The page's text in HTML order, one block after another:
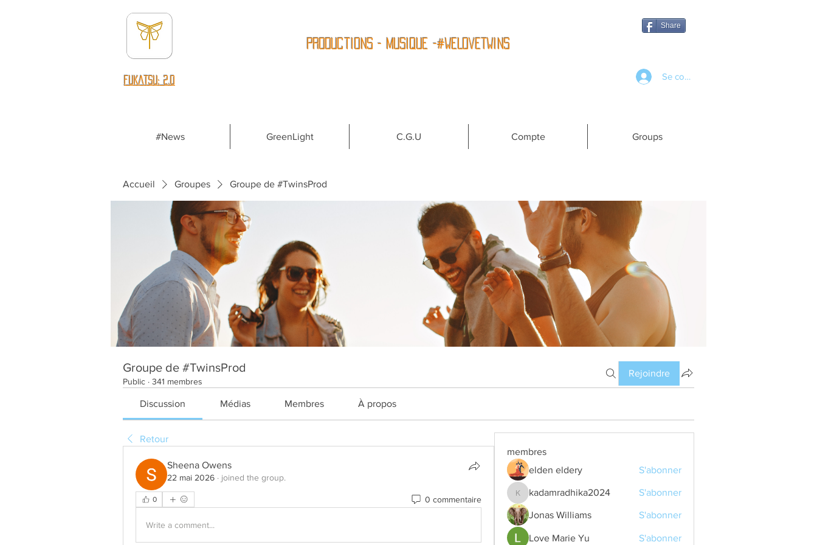
fUKATSU: 2.0
Share
Productions - Musique -#WeLoveTwins
Se connecter
#News GreenLight C.G.U Compte Groups
Accueil Groupes Groupe de #TwinsProd
Groupe de #TwinsProd
Public · 341 membres
Rejoindre
Discussion Médias Membres À propos
Retour
Sheena Owens
22 mai 2026 · joined the group.
0 0 commentaire
Write a comment...
membres
elden eldery
S'abonner
kadamradhika2024
kadamradhika2024 S'abonner
Jonas Williams S'abonner
Love Marie Yu S'abonner